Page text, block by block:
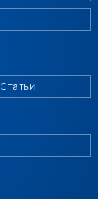
Статьи